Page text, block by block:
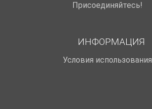
Присоединяйтесь!
ИНФОРМАЦИЯ
Условия использования